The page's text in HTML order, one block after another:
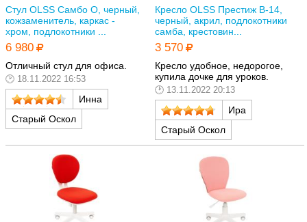
Стул OLSS Самбо О, черный,
кожзаменитель, каркас -
хром, подлокотники ...
6 980
Отличный стул для офиса.
18.11.2022 16:53
Инна
Старый Оскол
Кресло OLSS Престиж В-14,
черный, акрил, подлокотники
самба, крестовин...
3 570
Кресло удобное, недорогое,
купила дочке для уроков.
13.11.2022 20:13
Ира
Старый Оскол